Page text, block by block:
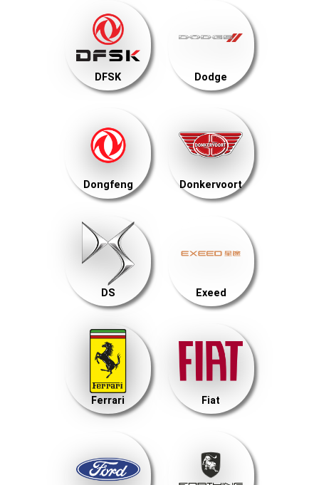
DFSK Dodge
Dongfeng Donkervoort
DS Exeed
Ferrari Fiat